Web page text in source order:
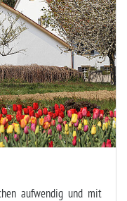
aufwendig und mit